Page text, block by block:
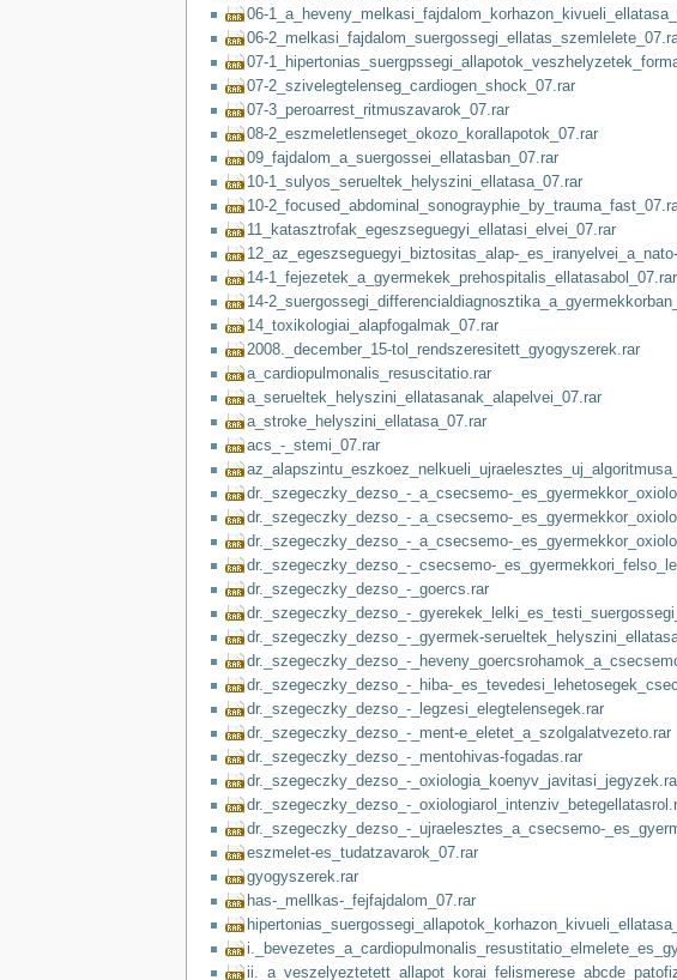
06-
06-
07-
07-2_szivelegtelenseg_cardiogen_shock_07.rar
07-3_peroarrest_ritmuszavarok_07.rar
08-2_eszmeletlenseget_okozo_korallapotok_07.rar
09_fajdalom_a_suergossei_ellatasban_07.rar
10-1_sulyos_serueltek_helyszini_ellatasa_07.rar
10-
11_katasztrofak_egeszseguegyi_ellatasi_elvei_07.rar
12_az_egeszseguegyi_biztositas_alap-
14-1_fejezetek_a_gyermekek_prehospitalis_ellatasabol_07.rar
14-
14_toxikologiai_alapfogalmak_07.rar
2008._december_15-tol_rendszeresitett_gyogyszerek.rar
a_cardiopulmonalis_resuscitatio.rar
a_serueltek_helyszini_ellatasanak_alapelvei_07.rar
a_stroke_helyszini_ellatasa_07.rar
acs_-_stemi_07.rar
dr._szegeczky_dezso_-_a_csecsemo-
dr._szegeczky_dezso_-_a_csecsemo-
dr._szegeczky_dezso_-_a_csecsemo-
dr._szegeczky_dezso_-_csecsemo-
dr._szegeczky_dezso_-_goercs.rar
dr._szegeczky_dezso_-
dr._szegeczky_dezso_-_gyermek-
dr._szegeczky_dezso_-
dr._szegeczky_dezso_-_hiba-
dr._szegeczky_dezso_-_legzesi_elegtelensegek.rar
dr._szegeczky_dezso_-_ment-e_eletet_a_szolgalatvezeto.rar
dr._szegeczky_dezso_-_mentohivas-fogadas.rar
dr._szegeczky_dezso_-
dr._szegeczky_dezso_-
dr._szegeczky_dezso_-_ujraelesztes_a_csecsemo-
eszmelet-es_tudatzavarok_07.rar
gyogyszerek.rar
has-_mellkas-_fejfajdalom_07.rar